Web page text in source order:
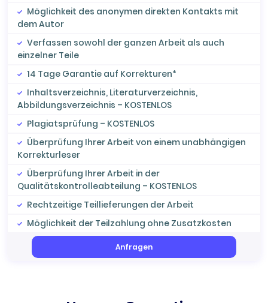
Möglichkeit des anonymen direkten Kontakts mit
dem Autor
Verfassen sowohl der ganzen Arbeit als auch
einzelner Teile
14 Tage Garantie auf Korrekturen*
Inhaltsverzeichnis, Literaturverzeichnis,
Abbildungsverzeichnis – KOSTENLOS
Plagiatsprüfung – KOSTENLOS
Überprüfung Ihrer Arbeit von einem unabhängigen
Korrekturleser
Überprüfung Ihrer Arbeit in der
Qualitätskontrolleabteilung – KOSTENLOS
Rechtzeitige Teillieferungen der Arbeit
Möglichkeit der Teilzahlung ohne Zusatzkosten
Anfragen